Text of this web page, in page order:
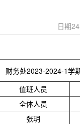
日期
财务处2023-2024-1学
值班人员
全体人员
张玥